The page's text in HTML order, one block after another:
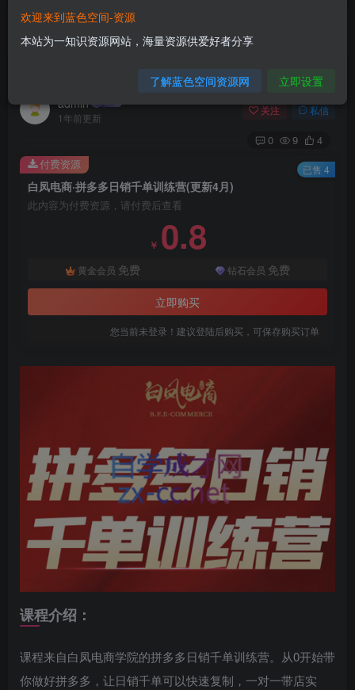
首页 电商运营 正文
白凤电商·拼多多日销千单训练营(更新4月)
admin
1年前更新
关注 私信
0 9 4
白凤电商·拼多多日销千单训练营(更新4月)
此内容为付费资源，请付费后查看
￥ 0.8
黄金会员 免费 钻石会员 免费
立即购买
您当前未登录！建议登陆后购买，可保存购买订单
付费资源 已售 4
课程介绍：
课程来自白凤电商学院的拼多多日销千单训练营。从0开始带
你做好拼多多，让日销千单可以快速复制，一对一带店实
欢迎来到蓝色空间-资源
本站为一知识资源网站，海量资源供爱好者分享
了解蓝色空间资源网 立即设置